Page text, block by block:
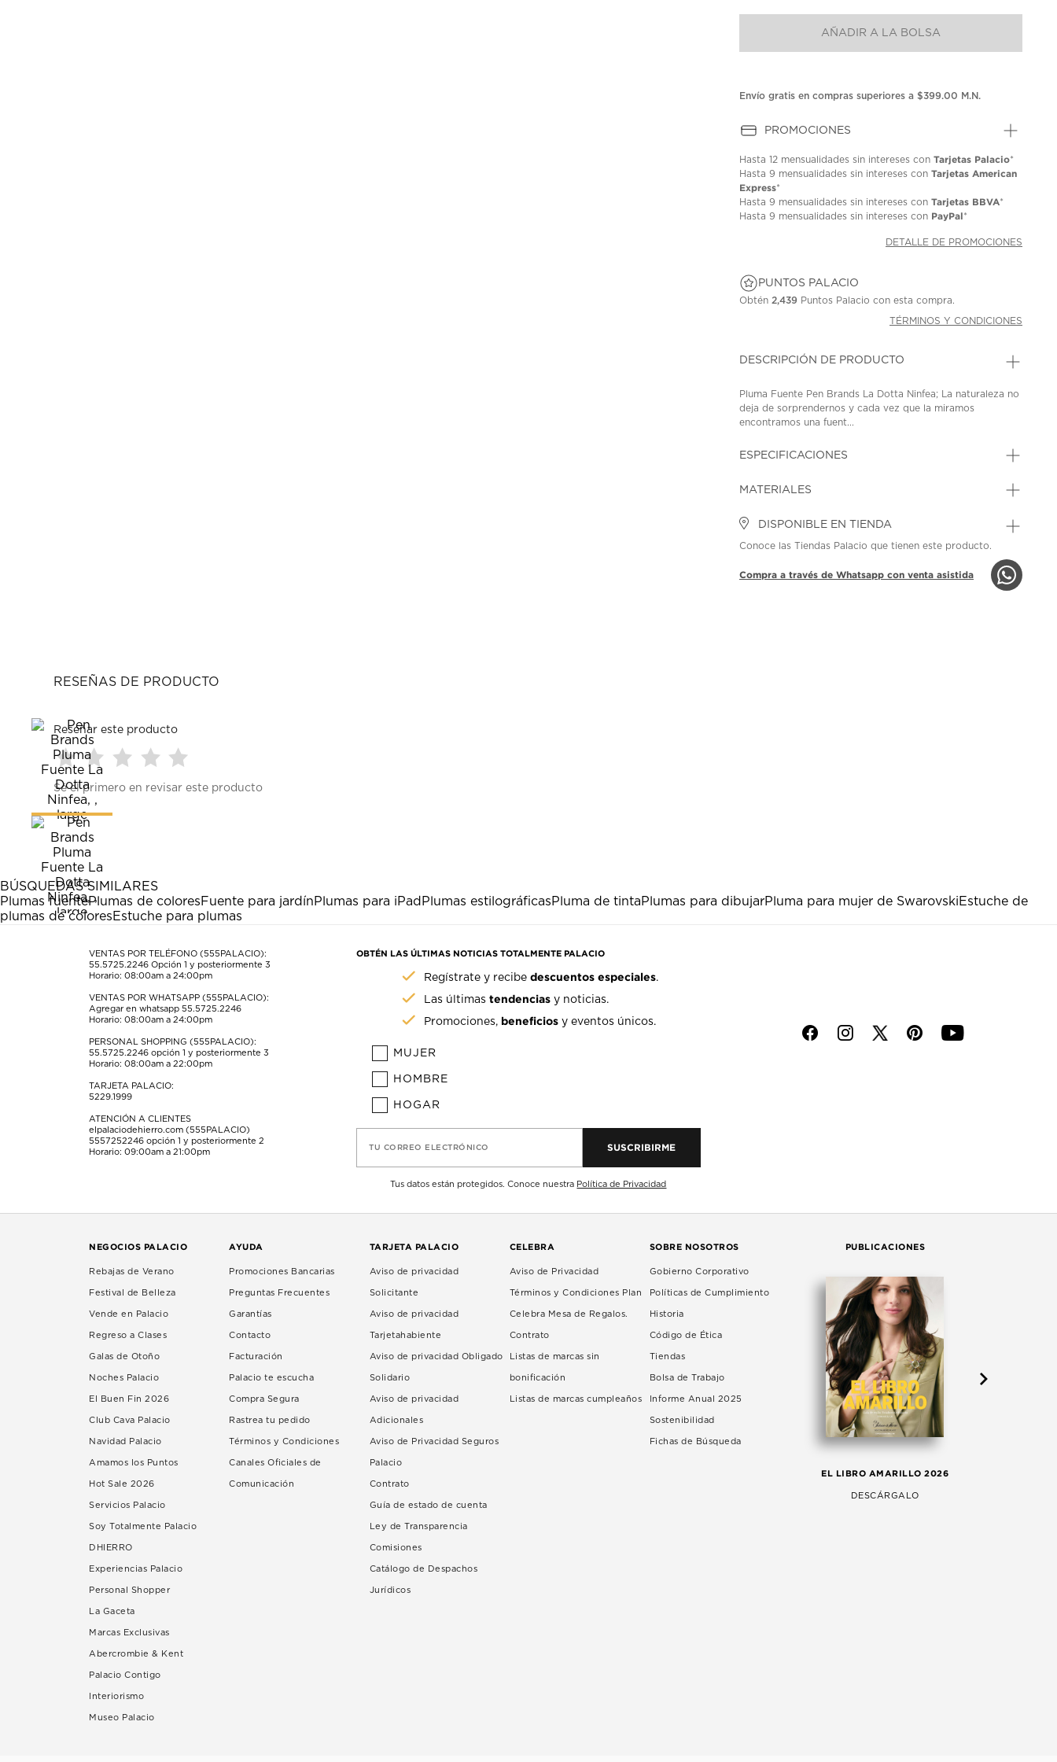
puntuación.
en
la
AÑADIR A LA BOLSA
Envío gratis en compras superiores a $399.00 M.N.
PROMOCIONES
Hasta12 mensualidades sin intereses conTarjetas Palacio*
Hasta9 mensualidades sin intereses conTarjetas American
Express*
Hasta9 mensualidades sin intereses conTarjetas BBVA*
Hasta9 mensualidades sin intereses con PayPal*
DETALLE DE PROMOCIONES
PUNTOS PALACIO
Obtén 2,439 Puntos Palacio con esta compra.
TÉRMINOS Y CONDICIONES
DESCRIPCIÓN DE PRODUCTO
Pluma Fuente Pen Brands La Dotta Ninfea; La naturaleza no
deja de sorprendernos y cada vez que la miramos
encontramos una fuent...
ESPECIFICACIONES
MATERIALES
DISPONIBLE EN TIENDA
Conoce las Tiendas Palacio que tienen este producto.
Compra a través de Whatsapp con venta asistida
RESEÑAS DE PRODUCTO
Reseñar este producto
Seleccionar
para
calificar
el
artículo
con
1
estrella
Esta
acción
abrirá
formulario
Seleccionar
para
calificar
el
artículo
con
2
estrellas.
Esta
acción
abrirá
formulario
de
para
el
estrellas.
Esta
acción
abrirá
formulario
de
para
estrellas.
Esta
acción
abrirá
formulario
de
para
Esta
acción
abrirá
formulario
de
envío.
Sé el primero en revisar este producto
BÚSQUEDAS SIMILARES
Plumas fuentePlumas de coloresFuente para jardínPlumas para iPad Plumas estilográficasPluma de tintaPlumas para dibujarPluma para mujer de SwarovskiEstuche de
plumas de coloresEstuche para plumas
VENTAS POR TELÉFONO (555PALACIO):
55.5725.2246 Opción 1 y posteriormente 3
Horario: 08:00am a 24:00pm
VENTAS POR WHATSAPP (555PALACIO):
Agregar en whatsapp 55.5725.2246
Horario: 08:00am a 24:00pm
PERSONAL SHOPPING (555PALACIO):
55.5725.2246 opción 1 y posteriormente 3
Horario: 08:00am a 22:00pm
TARJETA PALACIO:
5229.1999
ATENCIÓN A CLIENTES
elpalaciodehierro.com (555PALACIO)
5557252246 opción 1 y posteriormente 2
Horario: 09:00am a 21:00pm
OBTÉN LAS ÚLTIMAS NOTICIAS TOTALMENTE PALACIO
Regístrate y recibedescuentos especiales.
Las últimastendencias y noticias.
Promociones, beneficios y eventos únicos.
MUJER
HOMBRE
HOGAR
TU CORREO ELECTRÓNICO SUSCRIBIRME
Tus datos están protegidos. Conoce nuestra Política de Privacidad
f i p y
NEGOCIOS PALACIO
Rebajas de Verano
Festival de Belleza
Vende en Palacio
Regreso a Clases
Galas de Otoño
Noches Palacio
El Buen Fin 2026
Club Cava Palacio
Navidad Palacio
Amamos los Puntos
Hot Sale 2026
Servicios Palacio
Soy Totalmente Palacio
DHIERRO
Experiencias Palacio
Personal Shopper
La Gaceta
Marcas Exclusivas
Abercrombie & Kent
Palacio Contigo
Interiorismo
Museo Palacio
AYUDA
Promociones Bancarias
Preguntas Frecuentes
Garantías
Contacto
Facturación
Palacio te escucha
Compra Segura
Rastrea tu pedido
Términos y Condiciones
Canales Oficiales de
Comunicación
TARJETA PALACIO
Aviso de privacidad
Solicitante
Aviso de privacidad
Tarjetahabiente
Aviso de privacidad Obligado
Solidario
Aviso de privacidad
Adicionales
Aviso de Privacidad Seguros
Palacio
Contrato
Guía de estado de cuenta
Ley de Transparencia
Comisiones
Catálogo de Despachos
Jurídicos
CELEBRA
Aviso de Privacidad
Términos y Condiciones Plan
Celebra Mesa de Regalos.
Contrato
Listas de marcas sin
bonificación
Listas de marcas cumpleaños
SOBRE NOSOTROS
Gobierno Corporativo
Políticas de Cumplimiento
Historia
Código de Ética
Tiendas
Bolsa de Trabajo
Informe Anual 2025
Sostenibilidad
Fichas de Búsqueda
PUBLICACIONES
EL LIBRO AMARILLO 2026
DESCÁRGALO